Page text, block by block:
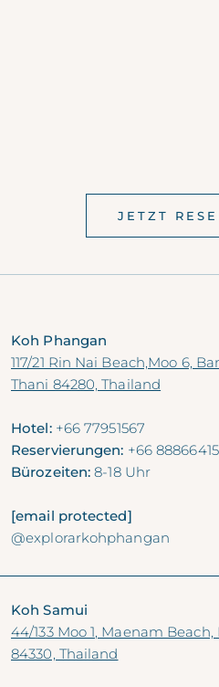
JETZT
Koh Phangan
117/21 Rin Nai Beach,Moo 6,
Thani 84280, Thailand
Hotel: +66 77951567
Reservierungen: +66
Bürozeiten: 8-18 Uhr
[email protected]
@explorarkohphangan
Koh Samui
44/133 Moo 1, Maenam
84330, Thailand